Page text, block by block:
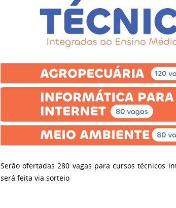
Serão ofertadas 280 vagas para cursos técnicos
será feita via sorteio